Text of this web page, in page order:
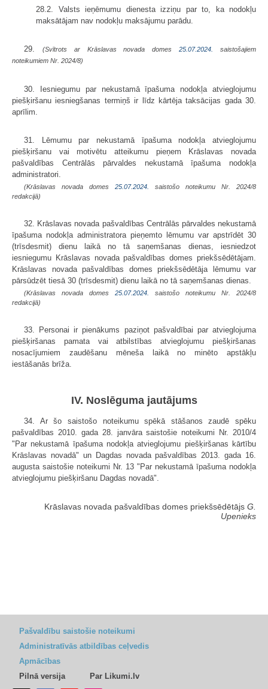
28.2. Valsts ieņēmumu dienesta izziņu par to, ka nodokļu
maksātājam nav nodokļu maksājumu parādu.
29. (Svītrots ar Krāslavas novada domes25.07.2024.
saistošajiem
noteikumiem Nr. 2024/8)
30. Iesniegumu par nekustamā īpašuma nodokļa atvieglojumu
piešķiršanu iesniegšanas termiņš ir līdz kārtēja taksācijas gada 30.
aprīlim.
31. Lēmumu par nekustamā īpašuma nodokļa atvieglojumu
piešķiršanu vai motivētu atteikumu pieņem Krāslavas novada
pašvaldības Centrālās pārvaldes nekustamā īpašuma nodokļa
administratori.
(Krāslavas novada domes 25.07.2024.
saistošo noteikumu Nr. 2024/8
redakcijā)
32. Krāslavas novada pašvaldības Centrālās pārvaldes nekustamā
īpašuma nodokļa administratora pieņemto lēmumu var apstrīdēt 30
(trīsdesmit) dienu laikā no tā saņemšanas dienas, iesniedzot
iesniegumu Krāslavas novada pašvaldības domes priekšsēdētājam.
Krāslavas novada pašvaldības domes priekšsēdētāja lēmumu var
pārsūdzēt tiesā 30 (trīsdesmit) dienu laikā no tā saņemšanas dienas.
(Krāslavas novada domes 25.07.2024.
saistošo noteikumu Nr. 2024/8
redakcijā)
33. Personai ir pienākums paziņot pašvaldībai par atvieglojuma
piešķiršanas pamata vai atbilstības atvieglojumu piešķiršanas
nosacījumiem zaudēšanu mēneša laikā no minēto apstākļu
iestāšanās brīža.
IV. Noslēguma jautājums
34. Ar šo saistošo noteikumu spēkā stāšanos zaudē spēku
pašvaldības 2010. gada 28. janvāra saistošie noteikumi Nr. 2010/4
"Par nekustamā īpašuma nodokļa atvieglojumu piešķiršanas kārtību
Krāslavas novadā" un Dagdas novada pašvaldības 2013. gada 16.
augusta saistošie noteikumi Nr. 13 "Par nekustamā īpašuma nodokļa
atvieglojumu piešķiršanu Dagdas novadā".
Krāslavas novada pašvaldības domes priekšsēdētājs G.
Upenieks
Pašvaldību saistošie noteikumi
Administratīvās atbildības ceļvedis
Apmācības
Pilnā versija
Par Likumi.lv